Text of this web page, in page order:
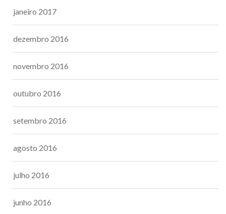
janeiro 2017
dezembro 2016
novembro 2016
outubro 2016
setembro 2016
agosto 2016
julho 2016
junho 2016